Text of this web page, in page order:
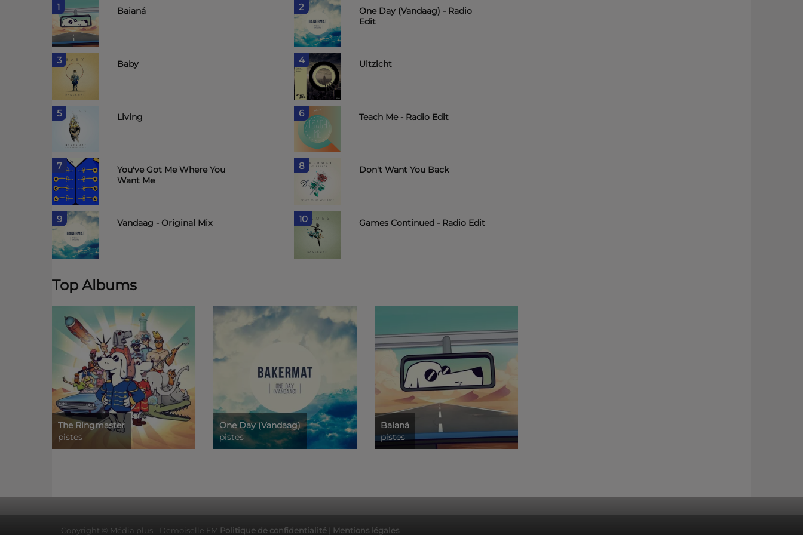
1 Baianá 2
One Day (Vandaag) - Radio
Edit
3 Baby 4 Uitzicht
5 Living 6 Teach Me - Radio Edit
7
You've Got Me Where You
Want Me
8 Don't Want You Back
9 Vandaag - Original Mix 10 Games Continued - Radio Edit
Top Albums
The Ringmaster
pistes
One Day (Vandaag)
pistes
Baianá
pistes
Copyright © Média plus - Demoiselle FM Politique de confidentialité Mentions légales